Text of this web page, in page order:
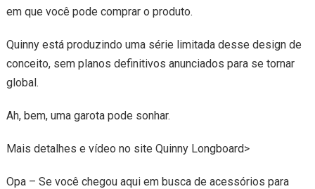
em que você pode comprar o produto.
Quinny está produzindo uma série limitada desse design de
conceito, sem planos definitivos anunciados para se tornar
global.
Ah, bem, uma garota pode sonhar.
Mais detalhes e vídeo no site Quinny Longboard>
Opa – Se você chegou aqui em busca de acessórios para